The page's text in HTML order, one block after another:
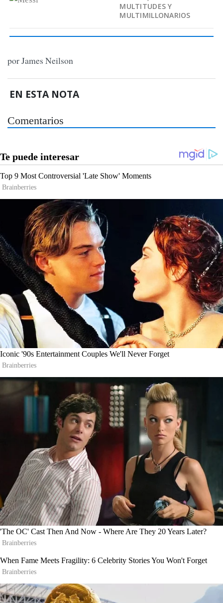
MULTITUDES Y
MULTIMILLONARIOS
por James Neilson
EN ESTA NOTA
Comentarios